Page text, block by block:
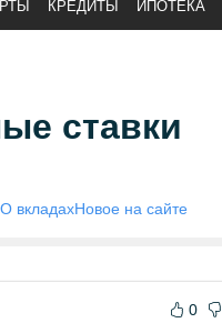
КРЕДИТЫ ИПОТЕКА
ставки
О вкладахНовое на сайте
0